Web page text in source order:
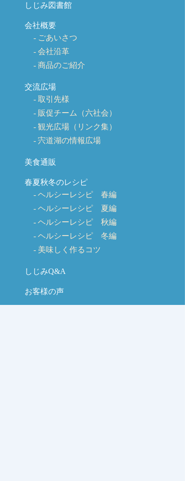
しじみ図書館
会社概要
ごあいさつ
会社沿革
商品のご紹介
交流広場
取引先様
販促チーム（六社会）
観光広場（リンク集）
宍道湖の情報広場
美食通販
春夏秋冬のレシピ
ヘルシーレシピ 春編
ヘルシーレシピ 夏編
ヘルシーレシピ 秋編
ヘルシーレシピ 冬編
美味しく作るコツ
しじみQ&A
お客様の声